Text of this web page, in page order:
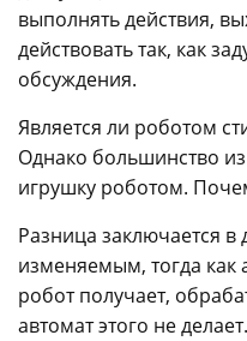
выполнять действия,
действовать так, как
обсуждения.
Является ли роботом
Однако большинство
игрушку роботом.
Разница заключается в
изменяемым, тогда как
робот получает,
автомат этого не делает.